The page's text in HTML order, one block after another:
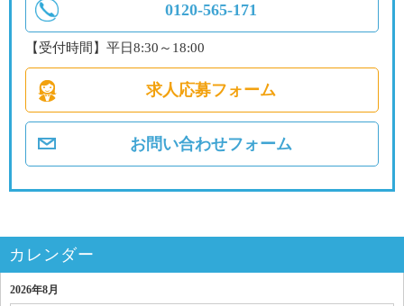
0120-565-171
【受付時間】平日8:30～18:00
求人応募フォーム
お問い合わせフォーム
カレンダー
2026年8月